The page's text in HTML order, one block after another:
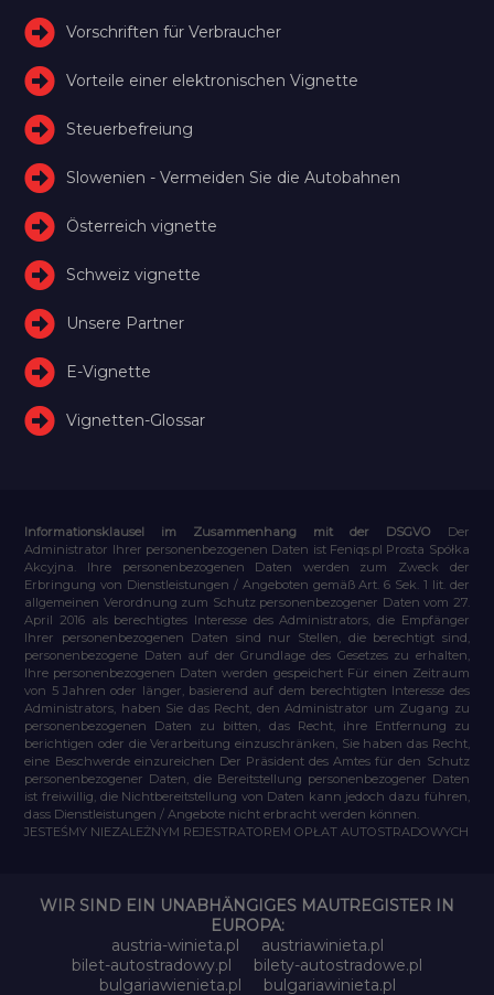
Vorschriften für Verbraucher
Vorteile einer elektronischen Vignette
Steuerbefreiung
Slowenien - Vermeiden Sie die Autobahnen
Österreich vignette
Schweiz vignette
Unsere Partner
E-Vignette
Vignetten-Glossar
Informationsklausel im Zusammenhang mit der DSGVO
Der
Administrator Ihrer personenbezogenen Daten ist Feniqs.pl Prosta Spółka
Akcyjna. Ihre personenbezogenen Daten werden zum Zweck der
Erbringung von Dienstleistungen / Angeboten gemäß Art. 6 Sek. 1 lit. der
allgemeinen Verordnung zum Schutz personenbezogener Daten vom 27.
April 2016 als berechtigtes Interesse des Administrators, die Empfänger
Ihrer personenbezogenen Daten sind nur Stellen, die berechtigt sind,
personenbezogene Daten auf der Grundlage des Gesetzes zu erhalten,
Ihre personenbezogenen Daten werden gespeichert Für einen Zeitraum
von 5 Jahren oder länger, basierend auf dem berechtigten Interesse des
Administrators, haben Sie das Recht, den Administrator um Zugang zu
personenbezogenen Daten zu bitten, das Recht, ihre Entfernung zu
berichtigen oder die Verarbeitung einzuschränken, Sie haben das Recht,
eine Beschwerde einzureichen Der Präsident des Amtes für den Schutz
personenbezogener Daten, die Bereitstellung personenbezogener Daten
ist freiwillig, die Nichtbereitstellung von Daten kann jedoch dazu führen,
dass Dienstleistungen / Angebote nicht erbracht werden können.
JESTEŚMY NIEZALEŻNYM REJESTRATOREM OPŁAT AUTOSTRADOWYCH
WIR SIND EIN UNABHÄNGIGES MAUTREGISTER IN
EUROPA:
austria-winieta.pl
austriawinieta.pl
bilet-autostradowy.pl
bilety-autostradowe.pl
bulgariawienieta.pl
bulgariawinieta.pl